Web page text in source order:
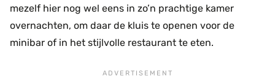
mezelf hier nog wel eens in zo’n prachtige kamer
overnachten, om daar de kluis te openen voor de
minibar of in het stijlvolle restaurant te eten.